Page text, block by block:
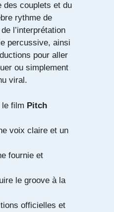
des couplets et du
rythme de
l’interprétation
percussive, ainsi
pour aller
ou simplement
viral.
le film Pitch
voix claire et un
fournie et
le groove à la
officielles et